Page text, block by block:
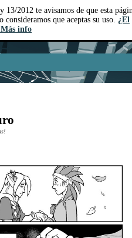
2012 te avisamos de que esta
que aceptas su uso. ¿El
info